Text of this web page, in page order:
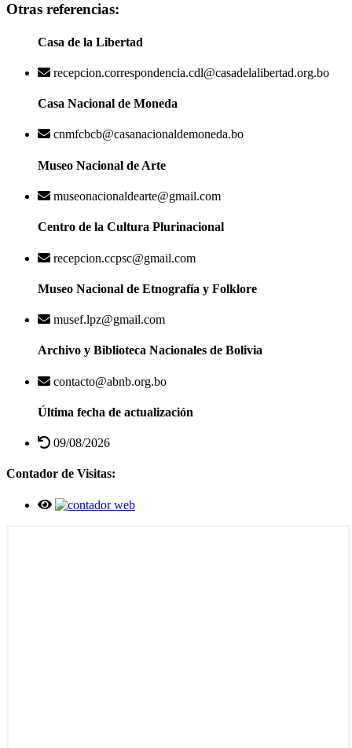
Otras referencias:
Casa de la Libertad
recepcion.correspondencia.cdl@casadelalibertad.org.bo
Casa Nacional de Moneda
cnmfcbcb@casanacionaldemoneda.bo
Museo Nacional de Arte
museonacionaldearte@gmail.com
Centro de la Cultura Plurinacional
recepcion.ccpsc@gmail.com
Museo Nacional de Etnografía y Folklore
musef.lpz@gmail.com
Archivo y Biblioteca Nacionales de Bolivia
contacto@abnb.org.bo
Última fecha de actualización
09/08/2026
Contador de Visitas: